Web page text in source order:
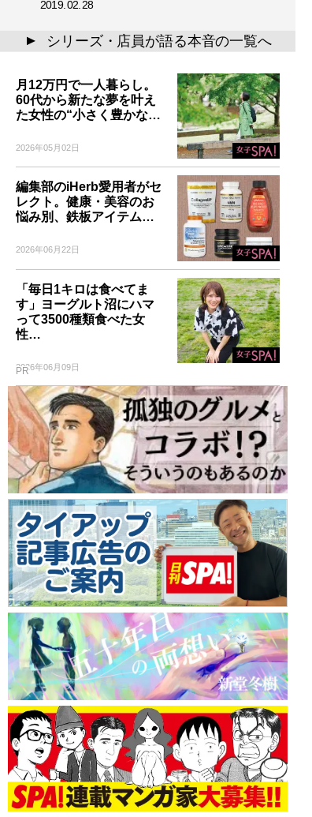
2019.02.28
▲ シリーズ・店員が語る本音の一覧へ
月12万円で一人暮らし。
60代から新たな夢を叶え
た女性の“小さく豊かな…
2026年05月02日
編集部のiHerb愛用者がセ
レクト。健康・美容のお
悩み別、鉄板アイテム…
2026年06月22日
「毎日1キロは食べてま
す」ヨーグルト沼にハマ
って3500種類食べた女
性…
2026年06月09日
PR